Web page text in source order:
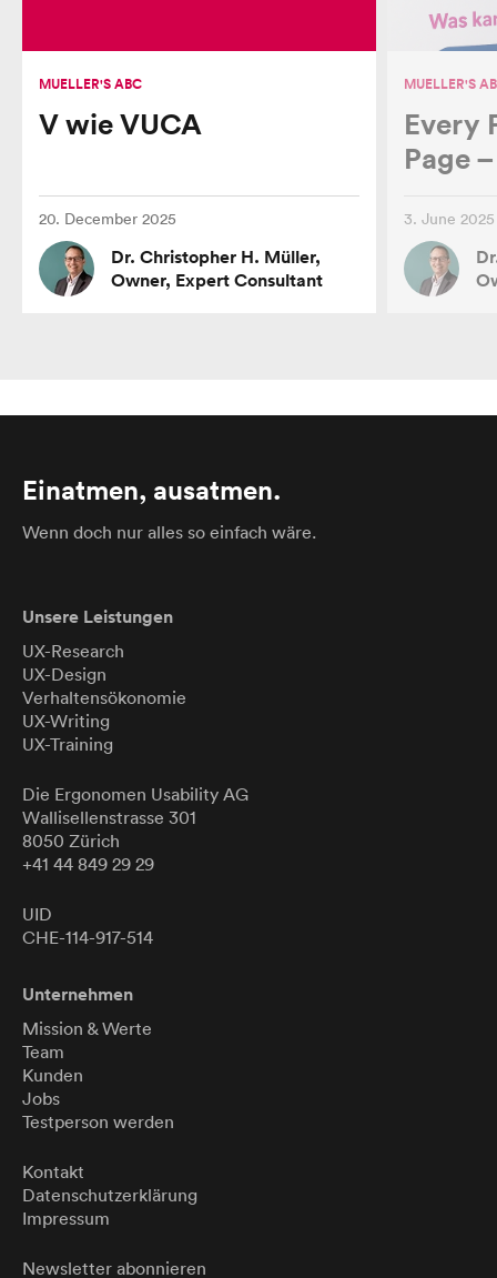
MUELLER'S ABC
V wie VUCA
20. December 2025
Dr. Christopher H. Müller,
Owner, Expert Consultant
MUELLER'S
Every
Page
3. June 2025
Einatmen, ausatmen.
Wenn doch nur alles so einfach wäre.
Unsere Leistungen
UX-Research
UX-Design
Verhaltensökonomie
UX-Writing
UX-Training
Die Ergonomen Usability AG
Wallisellenstrasse 301
8050 Zürich
+41 44 849 29 29
UID
CHE-114-917-514
Unternehmen
Mission & Werte
Team
Kunden
Jobs
Testperson werden
Kontakt
Datenschutzerklärung
Impressum
Newsletter abonnieren